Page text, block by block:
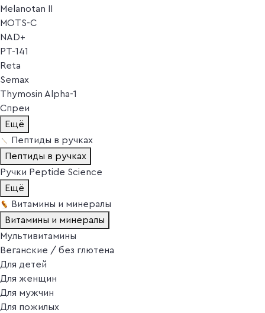
Melanotan II
MOTS-C
NAD+
PT-141
Reta
Semax
Thymosin Alpha-1
Спреи
Ещё
Пептиды в ручках
Пептиды в ручках
Ручки Peptide Science
Ещё
Витамины и минералы
Витамины и минералы
Мультивитамины
Веганские / без глютена
Для детей
Для женщин
Для мужчин
Для пожилых